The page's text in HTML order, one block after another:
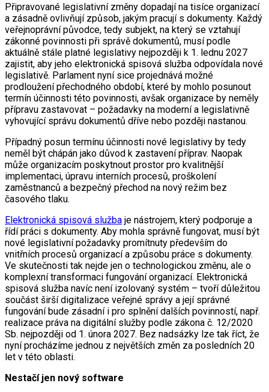
Připravované legislativní změny dopadají na tisíce organizací
a zásadně ovlivňují způsob, jakým pracují s dokumenty. Každý
veřejnoprávní původce, tedy subjekt, na který se vztahují
zákonné povinnosti při správě dokumentů, musí podle
aktuálně stále platné legislativy nejpozději k 1. lednu 2027
zajistit, aby jeho elektronická spisová služba odpovídala nové
legislativě. Parlament nyní sice projednává možné
prodloužení přechodného období, které by mohlo posunout
termín účinnosti této povinnosti, avšak organizace by neměly
přípravu zastavovat – požadavky na moderní a legislativně
vyhovující správu dokumentů dříve nebo později nastanou.
Případný posun termínu účinnosti nové legislativy by tedy
neměl být chápán jako důvod k zastavení příprav. Naopak
může organizacím poskytnout prostor pro kvalitnější
implementaci, úpravu interních procesů, proškolení
zaměstnanců a bezpečný přechod na nový režim bez
časového tlaku.
Elektronická spisová služba je nástrojem, který podporuje a
řídí práci s dokumenty. Aby mohla správně fungovat, musí být
nové legislativní požadavky promítnuty především do
vnitřních procesů organizací a způsobu práce s dokumenty.
Ve skutečnosti tak nejde jen o technologickou změnu, ale o
komplexní transformaci fungování organizací. Elektronická
spisová služba navíc není izolovaný systém – tvoří důležitou
součást širší digitalizace veřejné správy a její správné
fungování bude zásadní i pro splnění dalších povinností, např.
realizace práva na digitální služby podle zákona č. 12/2020
Sb. nejpozději od 1. února 2027. Bez nadsázky lze tak říct, že
nyní procházíme jednou z největších změn za posledních 20
let v této oblasti.
Nestačí jen nový software